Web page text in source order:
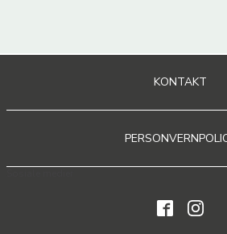
KONTAKT